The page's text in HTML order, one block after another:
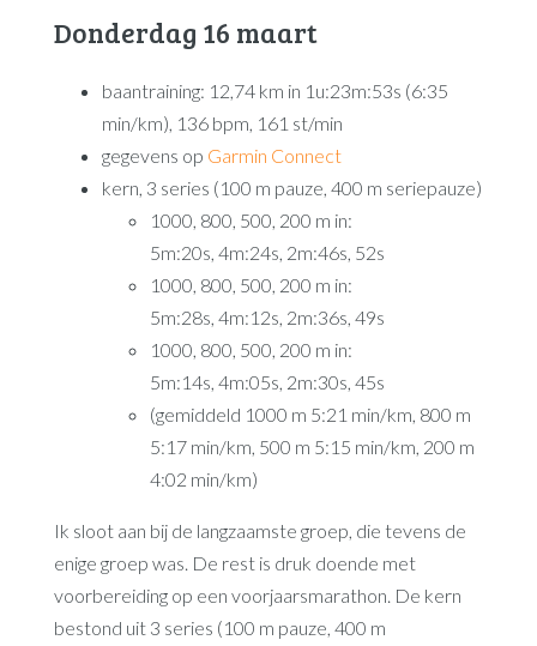
Donderdag 16 maart
baantraining: 12,74 km in 1u:23m:53s (6:35
min/km), 136 bpm, 161 st/min
gegevens op Garmin Connect
kern, 3 series (100 m pauze, 400 m seriepauze)
1000, 800, 500, 200 m in:
5m:20s, 4m:24s, 2m:46s, 52s
1000, 800, 500, 200 m in:
5m:28s, 4m:12s, 2m:36s, 49s
1000, 800, 500, 200 m in:
5m:14s, 4m:05s, 2m:30s, 45s
(gemiddeld 1000 m 5:21 min/km, 800 m
5:17 min/km, 500 m 5:15 min/km, 200 m
4:02 min/km)
Ik sloot aan bij de langzaamste groep, die tevens de
enige groep was. De rest is druk doende met
voorbereiding op een voorjaarsmarathon. De kern
bestond uit 3 series (100 m pauze, 400 m